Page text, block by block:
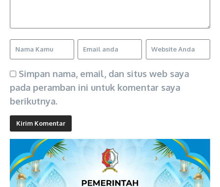
Simpan nama, email, dan situs web saya
pada peramban ini untuk komentar saya
berikutnya.